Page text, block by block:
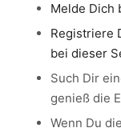
Melde Dich
Registriere
bei dieser
Such Dir
genieß die
Wenn Du